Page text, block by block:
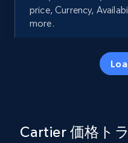
price, Currency,
more.
5.7K+
specific keywords
Cartier 価格ト